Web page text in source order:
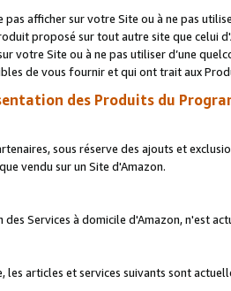
pas afficher sur votre Site ou à ne pas
proposé sur tout autre site que celui
votre Site ou à ne pas utiliser d’une
de vous fournir et qui ont trait aux
des Produits du
sous réserve des ajouts et
vendu sur un Site d'Amazon.
des Services à domicile d'Amazon, n'est
les articles et services suivants sont